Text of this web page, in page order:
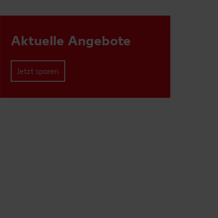
Aktuelle Angebote
Jetzt sparen